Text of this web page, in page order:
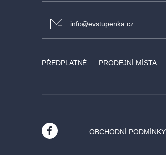
info@evstupenka.cz
PŘEDPLATNÉ PRODEJNÍ MÍSTA
OBCHODNÍ PODMÍNKY